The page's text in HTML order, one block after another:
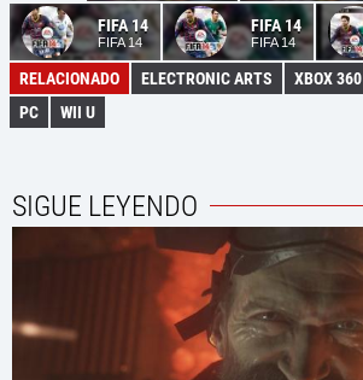
FIFA 14
FIFA 14
FIFA 14
FIFA 14
RELACIONADO ELECTRONIC ARTS XBOX 360
PC
WII U
SIGUE LEYENDO